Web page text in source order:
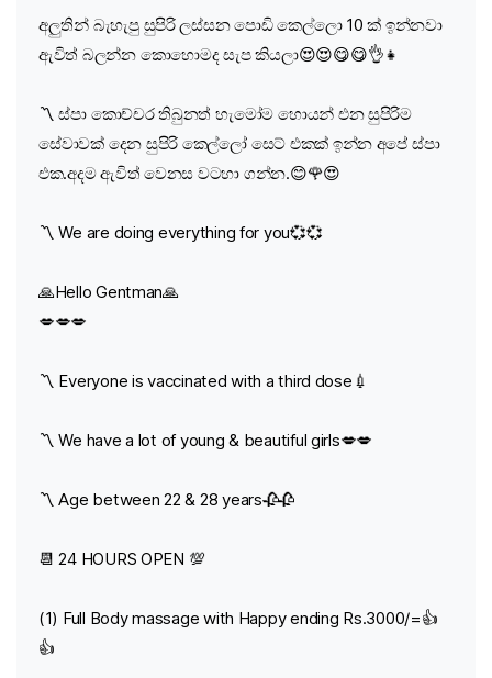
අලුතින් බැහැපු සුපිරි ලස්සන පොඩි කෙල්ලො 10 ක් ඉන්නවා
ඇවිත් බලන්න කොහොමද සැප කියලා😍😍😋😋👌👧
〽️ ස්පා කොච්චර තිබුනත් හැමෝම හොයන් එන සුපිරිම
සේවාවක් දෙන සුපිරි කෙල්ලෝ සෙට් එකක් ඉන්න අපේ ස්පා
එක.අදම ඇවිත් වෙනස වටහා ගන්න.😊🌹😍
〽️ We are doing everything for you💞💞
🙏Hello Gentman🙏
💋💋💋
〽️ Everyone is vaccinated with a third dose💉
〽️ We have a lot of young & beautiful girls💋💋
〽️ Age between 22 & 28 years🥀🥀
📆 24 HOURS OPEN 💯
(1) Full Body massage with Happy ending Rs.3000/=👍
👍